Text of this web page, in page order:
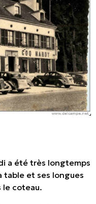
a été très longtemps
table et ses longues
le coteau.